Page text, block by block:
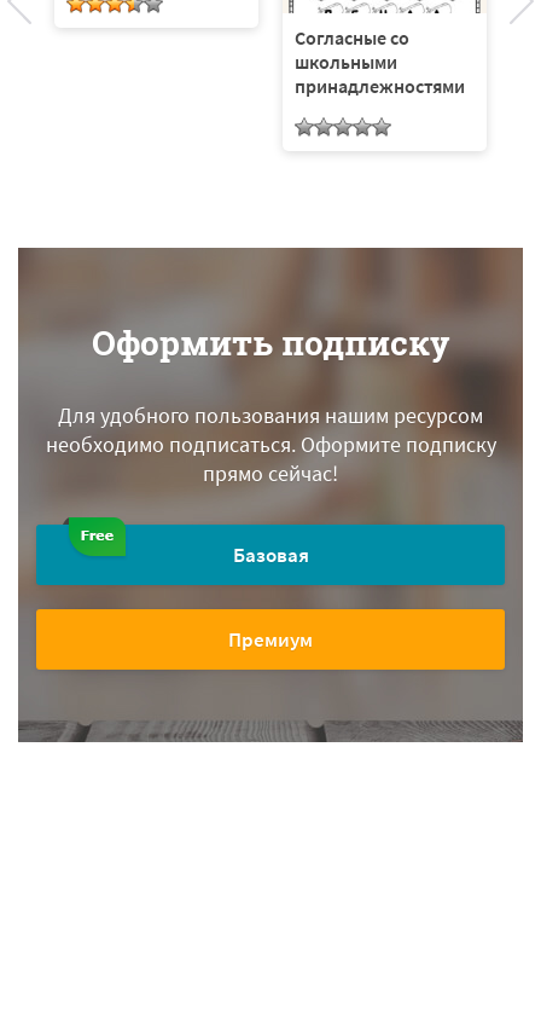
Согласные со
школьными
принадлежностями
Оформить подписку
Для удобного пользования нашим ресурсом
необходимо подписаться.Оформите подписку
прямо сейчас!
Базовая
Премиум